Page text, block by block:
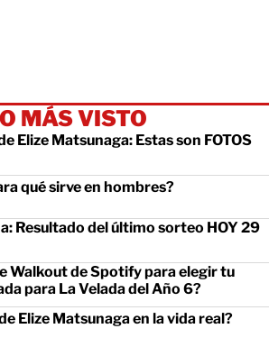
MÁS VISTO
Elize Matsunaga: Estas son FOTOS
qué sirve en hombres?
Resultado del último sorteo HOY 29
Walkout de Spotify para elegir tu
para La Velada del Año 6?
Elize Matsunaga en la vida real?